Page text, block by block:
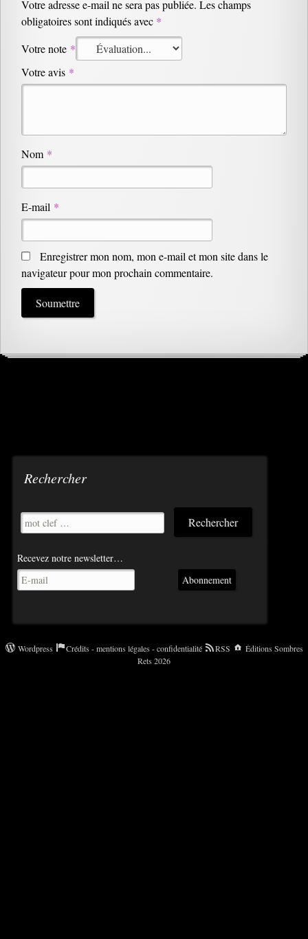
Votre adresse e-mail ne sera pas publiée. Les champs
obligatoires sont indiqués avec *
Votre note *
Votre avis *
Nom *
E-mail *
Enregistrer mon nom, mon e-mail et mon site dans le
navigateur pour mon prochain commentaire.
Rechercher
Recevez notre newsletter…
Abonnement
Wordpress Crédits - mentions légales - confidentialité RSS
Éditions Sombres
Rets 2026